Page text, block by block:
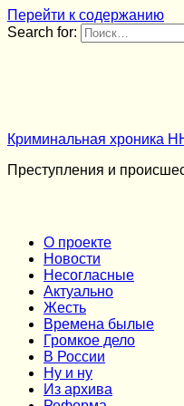
Перейти к содержанию
Search for:
Криминальная хроника
Преступления и
О проекте
Новости
Несогласные
Актуально
Жесть
Времена былые
Громкое дело
В России
Ну и ну
Из архива